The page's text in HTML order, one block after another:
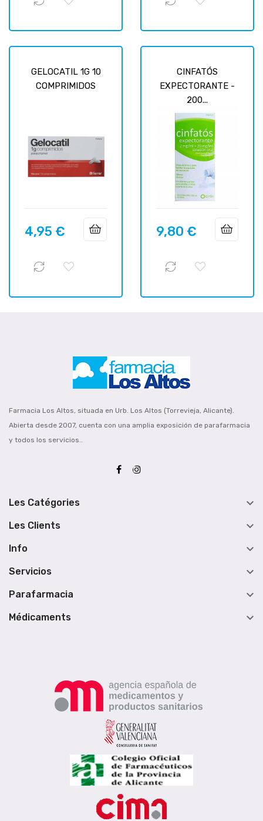
GELOCATIL 1G 10
COMPRIMIDOS
Prix
4,95 €
CINFATÓS
EXPECTORANTE -
200...
Prix
9,80 €
Farmacia Los Altos, situada en Urb. Los Altos (Torrevieja, Alicante).
Abierta desde 2007, cuenta con una amplia exposición de parafarmacia
y todos los servicios..
Les Catégories 
Les Clients 
Info 
Servicios 
Parafarmacia 
Médicaments 